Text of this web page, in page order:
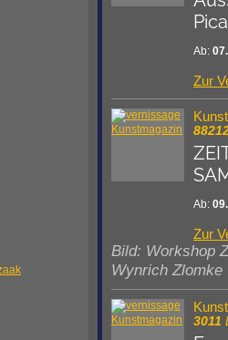
Ab:
Zur
Ab:
Zur
Bild: Workshop
Wynrich Zlomke
3011